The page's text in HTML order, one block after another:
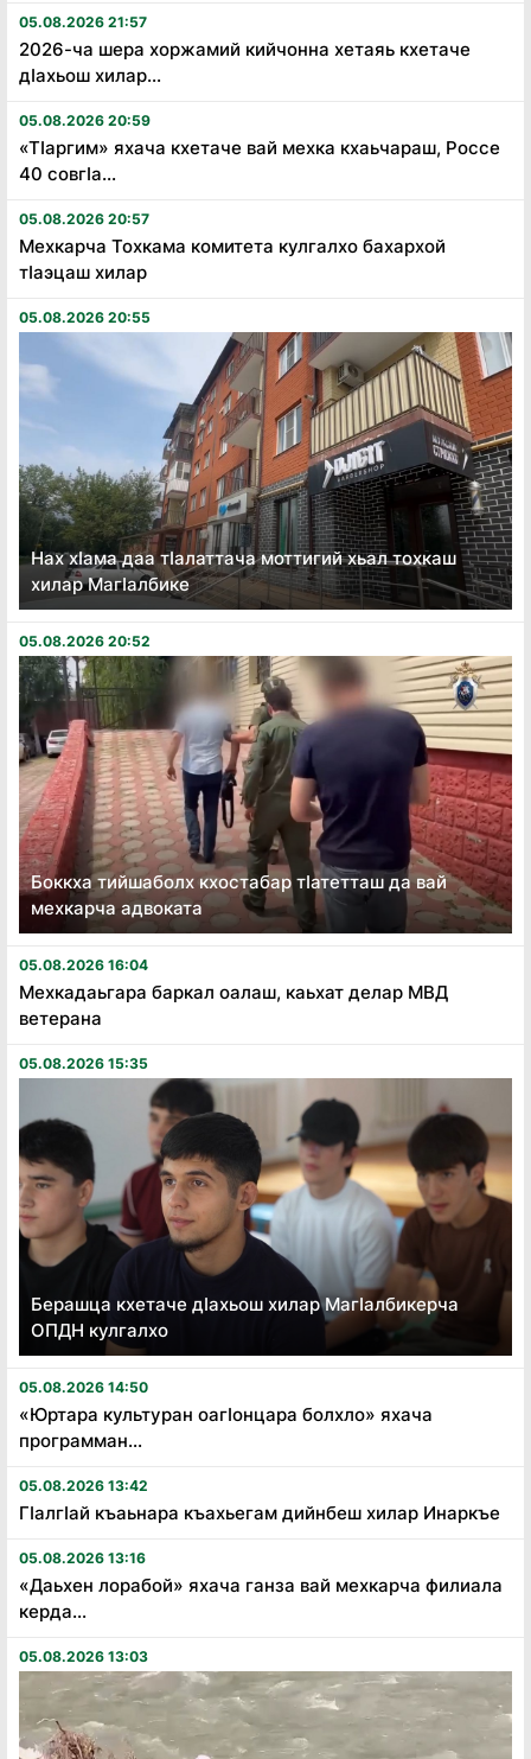
05.08.2026 21:57
2026-ча шера хоржамий кийчонна хетаяь кхетаче
дӏахьош хилар...
05.08.2026 20:59
«Тӏаргим» яхача кхетаче вай мехка кхаьчараш, Россе
40 совгӏа...
05.08.2026 20:57
Мехкарча Тохкама комитета кулгалхо бахархой
тӏаэцаш хилар
05.08.2026 20:55
Нах хӏама даа тӏалаттача моттигий хьал тохкаш
хилар Магӏалбике
05.08.2026 20:52
Боккха тийшаболх кхостабар тӏатетташ да вай
мехкарча адвоката
05.08.2026 16:04
Мехкадаьгара баркал оалаш, каьхат делар МВД
ветерана
05.08.2026 15:35
Берашца кхетаче дӏахьош хилар Магӏалбикерча
ОПДН кулгалхо
05.08.2026 14:50
«Юртара культуран оагӏонцара болхло» яхача
программан...
05.08.2026 13:42
Гӏалгӏай къаьнара къахьегам дийнбеш хилар Инаркъе
05.08.2026 13:16
«Даьхен лорабой» яхача ганза вай мехкарча филиала
керда...
05.08.2026 13:03